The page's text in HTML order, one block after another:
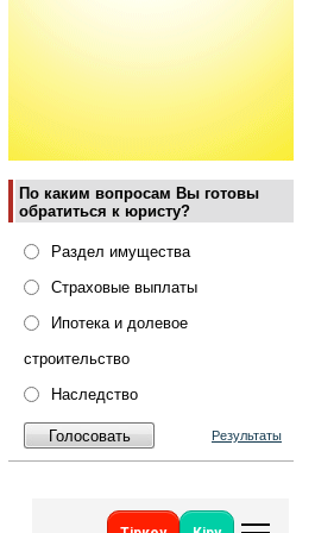
По каким вопросам Вы готовы
обратиться к юристу?
Раздел имущества
Страховые выплаты
Ипотека и долевое
строительство
Наследство
Результаты